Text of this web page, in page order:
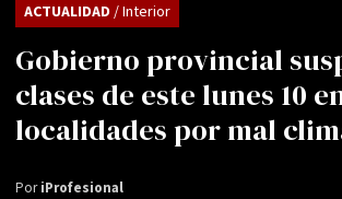
Gobierno provincial
clases de este lunes 10
localidades por mal
ACTUALIDAD / Interior
PoriProfesional